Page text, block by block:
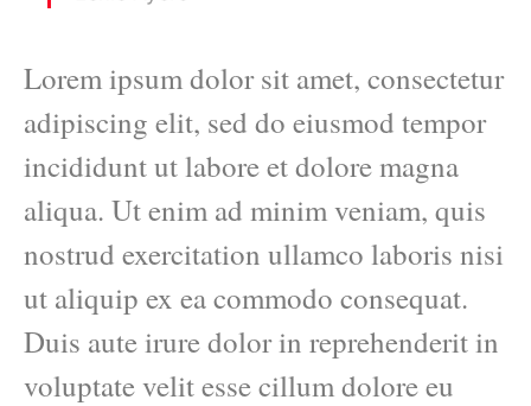
Lorem ipsum dolor sit amet, consectetur
adipiscing elit, sed do eiusmod tempor
incididunt ut labore et dolore magna
aliqua. Ut enim ad minim veniam, quis
nostrud exercitation ullamco laboris nisi
ut aliquip ex ea commodo consequat.
Duis aute irure dolor in reprehenderit in
voluptate velit esse cillum dolore eu